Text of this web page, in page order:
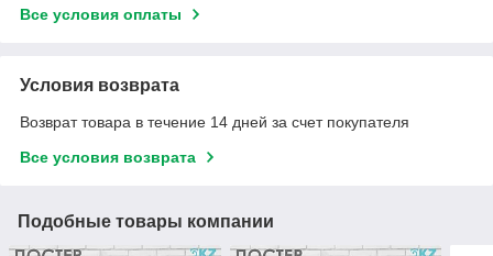
Все условия оплаты
Условия возврата
Возврат товара в течение 14 дней за счет покупателя
Все условия возврата
Подобные товары компании